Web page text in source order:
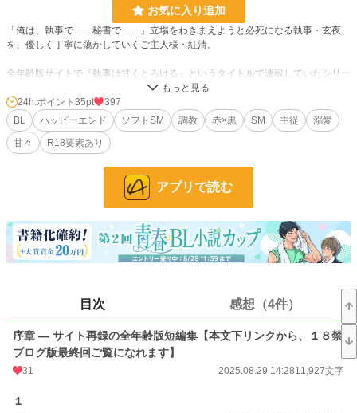
お気に入り追加
「俺は、執事で……秘書で……」立場をわきまえようと必死になる執事・玄夜
を、優しく丁寧に蕩かしていくご主人様・紅清。
全年齢版サイトで『執事は甘くとろける』というタイトルで連載していたシリー
ズが完結し、１８禁別館で最終回前半を書いたところで、「玄夜、俺の手ふりほ
どけるなら、ふりほどいたっていいんだよ？」と、執事の両手を束ねてソフトS
Mをしかけていくご主人様の妄想が膨らんできてしまったので、アルファポリス
でR18ソフトSM編シリーズ『執事は甘く囚わる』として続けていくことにしま
した。
序章はサイト全年齢版の再録です。本文下フリースペースにて、ソフトSM編と
つじつまがあわなくなるので再録できない18禁ブログ版最終回のリンクを貼っ
ておきます。興味がある方はご覧くださいませ。
小説 19,543 位 / 228,623 件
BL 4,795 位 / 31,393 件
24h.ポイント 35 pt
文字数 76,950
更新日時
初回公開日時
24h.ポイント 35pt
397
BL
ハッピーエンド ソフトSM 調教 赤×黒 SM 主従
溺愛
甘々
R18要素あり
アプリで読む
目次 感想（4件）
序章 ― サイト再録の全年齢版短編集【本文下リンクから、１８禁
ブログ版最終回ご覧になれます】
31 2025.08.29 14:2811,927文字
１